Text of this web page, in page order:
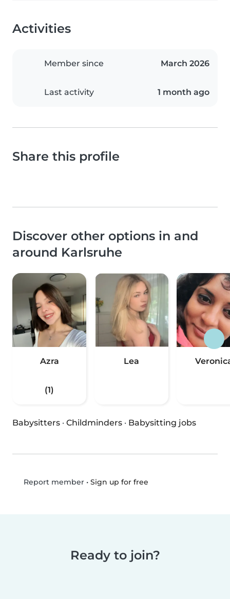
Activities
Member since March 2026
Last activity 1 month ago
Share this profile
Discover other options in and
around Karlsruhe
Azra
(1)
Lea
Babysitters · Childminders · Babysitting jobs
Report member• Sign up for free
Ready to join?